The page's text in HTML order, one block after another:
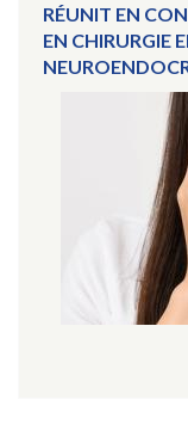
RÉUNIT EN
EN CHIRURGIE